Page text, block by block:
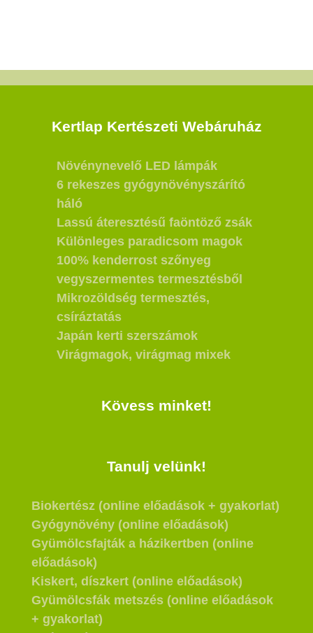
Kertlap Kertészeti Webáruház
Növénynevelő LED lámpák
6 rekeszes gyógynövényszárító
háló
Lassú áteresztésű faöntöző zsák
Különleges paradicsom magok
100% kenderrost szőnyeg
vegyszermentes termesztésből
Mikrozöldség termesztés,
csíráztatás
Japán kerti szerszámok
Virágmagok, virágmag mixek
Kövess minket!
Tanulj velünk!
Biokertész (online előadások + gyakorlat)
Gyógynövény (online előadások)
Gyümölcsfajták a házikertben (online
előadások)
Kiskert, díszkert (online előadások)
Gyümölcsfák metszés (online előadások
+ gyakorlat)